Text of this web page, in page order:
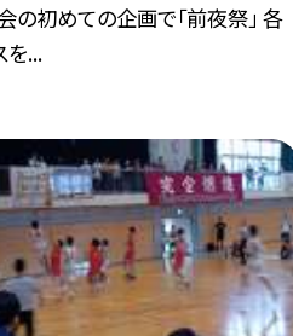
の初めての企画で「前夜祭」 各
を...